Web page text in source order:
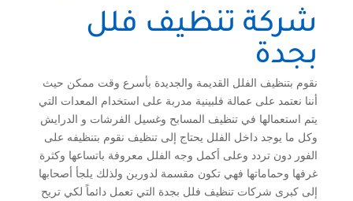
شركة تنظيف فلل
بجدة
نقوم بتنظيف الفلل القديمة والجديدة بأسرع وقت ممكن حيث
أننا نعتمد على عمالة فلبينية مدربة على استخدام المعدات التي
يتم استعمالها في تنظيف المسابح وغسيل الفرشات و الدرايش
وكل ما يوجد داخل الفلل يحتاج إلى تنظيف نقوم بتنظيفه على
الفور دون تردد وعلى أكمل وجه الفلل معروفة باتساعها وكثرة
غرفها وحماماتها فهي تكون مقسمة لدورين ولذلك يلجأ أصحابها
إلى كبرى شركات تنظيف فلل بجدة التي تعمل دائماً لكي تريح